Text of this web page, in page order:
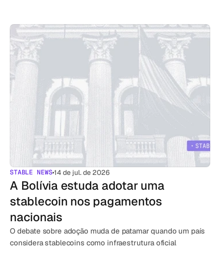
STABLE NEWS14 de jul. de 2026
A Bolívia estuda adotar uma
stablecoin nos pagamentos
nacionais
O debate sobre adoção muda de patamar quando um país
considera stablecoins como infraestrutura oficial